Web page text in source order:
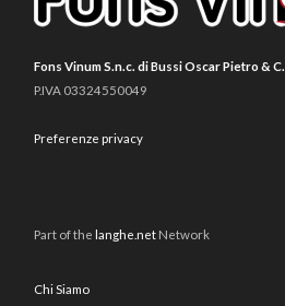
Fons Vinum S.n.c. di Bussi Oscar Pietro & C.
P.IVA 03324550049
Preferenze privacy
Part of the langhe.net Network
Chi Siamo